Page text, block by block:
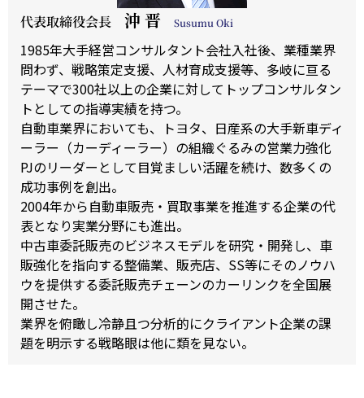
代表取締役会長 沖 晋 Susumu Oki
1985年大手経営コンサルタント会社入社後、業種業界
問わず、戦略策定支援、人材育成支援等、多岐に亘る
テーマで300社以上の企業に対してトップコンサルタン
トとしての指導実績を持つ。
自動車業界においても、トヨタ、日産系の大手新車ディ
ーラー（カーディーラー）の組織ぐるみの営業力強化
PJのリーダーとして目覚ましい活躍を続け、数多くの
成功事例を創出。
2004年から自動車販売・買取事業を推進する企業の代
表となり実業分野にも進出。
中古車委託販売のビジネスモデルを研究・開発し、車
販強化を指向する整備業、販売店、SS等にそのノウハ
ウを提供する委託販売チェーンのカーリンクを全国展
開させた。
業界を俯瞰し冷静且つ分析的にクライアント企業の課
題を明示する戦略眼は他に類を見ない。